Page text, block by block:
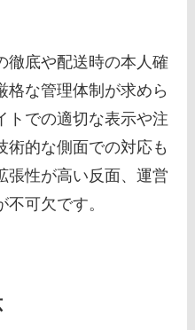
徹底や配送時の本人確
格な管理体制が求めら
トでの適切な表示や注
術的な側面での対応も
張性が高い反面、運営
可欠です。